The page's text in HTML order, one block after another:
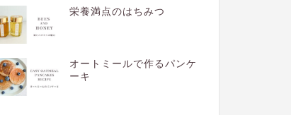
栄養満点のはちみつ
オートミールで作るパンケ
ーキ